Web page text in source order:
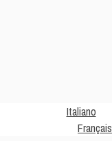
Italiano
Français